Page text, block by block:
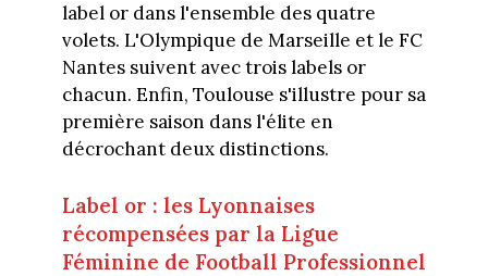
label or dans l'ensemble des quatre
volets. L'Olympique de Marseille et le FC
Nantes suivent avec trois labels or
chacun. Enfin, Toulouse s'illustre pour sa
première saison dans l'élite en
décrochant deux distinctions.
Label or : les Lyonnaises
récompensées par la Ligue
Féminine de Football Professionnel